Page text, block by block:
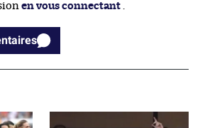
en vous connectant .